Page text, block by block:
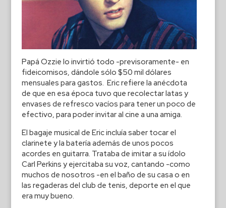
Papá Ozzie lo invirtió todo -previsoramente- en
fideicomisos, dándole sólo $50 mil dólares
mensuales para gastos. Eric refiere la anécdota
de que en esa época tuvo que recolectar latas y
envases de refresco vacíos para tener un poco de
efectivo, para poder invitar al cine a una amiga.
El bagaje musical de Eric incluía saber tocar el
clarinete y la batería además de unos pocos
acordes en guitarra. Trataba de imitar a su ídolo
Carl Perkins y ejercitaba su voz, cantando -como
muchos de nosotros -en el baño de su casa o en
las regaderas del club de tenis, deporte en el que
era muy bueno.